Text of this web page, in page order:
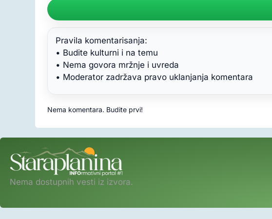
Pravila komentarisanja:
• Budite kulturni i na temu
• Nema govora mržnje i uvreda
• Moderator zadržava pravo uklanjanja komentara
Nema komentara. Budite prvi!
Nema dostupnih vesti iz izvora.